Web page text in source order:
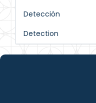
Detección
Detection